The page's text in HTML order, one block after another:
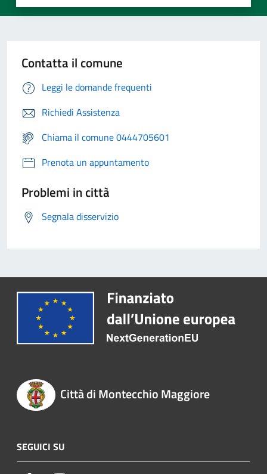
Contatta il comune
Leggi le domande frequenti
Richiedi Assistenza
Chiama il comune 0444705601
Prenota un appuntamento
Problemi in città
Segnala disservizio
Città di Montecchio Maggiore
SEGUICI SU